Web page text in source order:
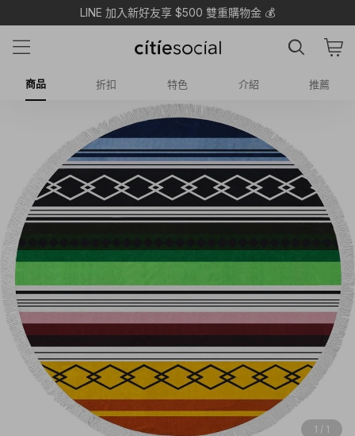
LINE 加入新好友享 $500 雙重購物金 💰
商品 折扣 特色 介紹 推薦
1 / 1